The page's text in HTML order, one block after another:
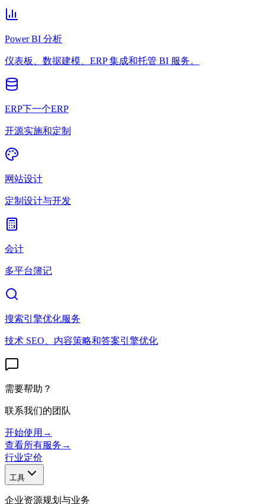
Power BI 分析
仪表板、数据建模、ERP 集成和托管 BI 服务。
ERP下一个ERP
开源实施和定制
网站设计
定制设计与开发
会计
多平台簿记
搜索引擎优化服务
技术 SEO、内容策略和答案引擎优化
需要帮助？
联系我们的团队
开始使用 →
查看所有服务 →
行业定价
工具
企业资源规划与业务